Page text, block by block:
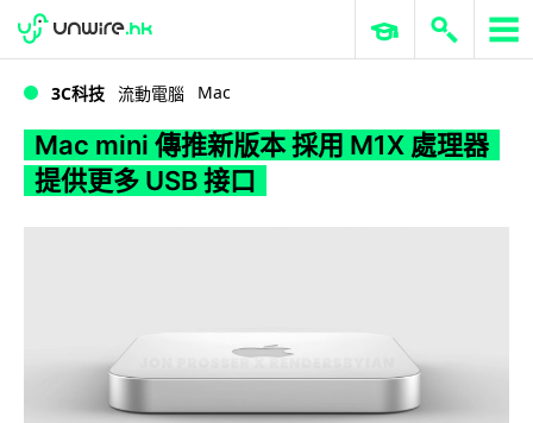
WWDC 2026 ERP 與商業 AI
3C科技 流動電腦 Mac
Mac mini 傳推新版本 採用 M1X 處理器
提供更多 USB 接口